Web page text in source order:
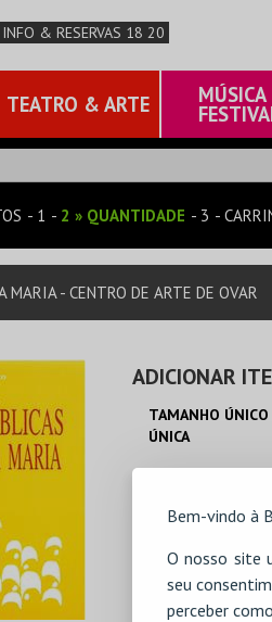
Bem-vindo à
O nosso site
seu
perceber
INFO & RESERVAS 18 20
TEATRO & ARTE
1 2 » QUANTIDADE 3
MARIA - CENTRO DE ARTE DE OVAR
ADICIONAR
TAMANHO ÚNICO
ÚNICA